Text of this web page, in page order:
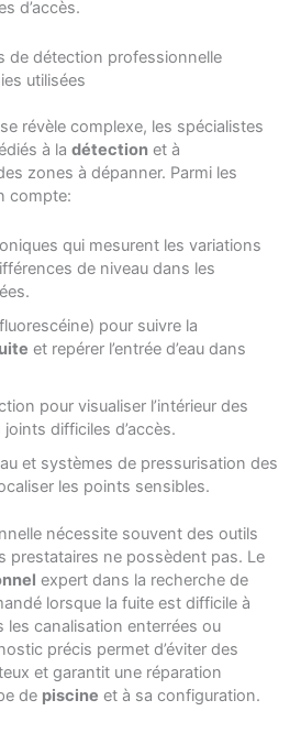
d’accès.
de détection professionnelle
utilisées
révèle complexe, les spécialistes
à la détection et à
zones à dépanner. Parmi les
compte:
qui mesurent les variations
de niveau dans les
pour suivre la
et repérer l’entrée d’eau dans
pour visualiser l’intérieur des
difficiles d’accès.
et systèmes de pressurisation des
les points sensibles.
nécessite souvent des outils
prestataires ne possèdent pas. Le
expert dans la recherche de
lorsque la fuite est difficile à
les canalisation enterrées ou
précis permet d’éviter des
et garantit une réparation
de piscine et à sa configuration.